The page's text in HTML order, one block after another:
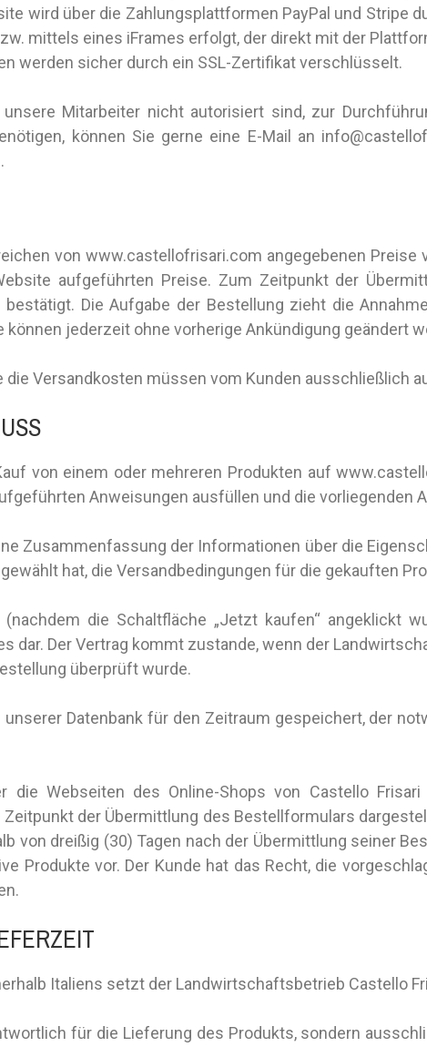
wird über die Zahlungsplattformen PayPal und Stripe
mittels eines iFrames erfolgt, der direkt mit der
werden sicher durch ein SSL-Zertifikat verschlüsselt.
Mitarbeiter nicht autorisiert sind, zur
können Sie gerne eine E-Mail an
von www.castellofrisari.com angegebenen
aufgeführten Preise. Zum Zeitpunkt der
bestätigt. Die Aufgabe der Bestellung zieht die
können jederzeit ohne vorherige Ankündigung geändert
Versandkosten müssen vom Kunden ausschließlich
von einem oder mehreren Produkten auf
Anweisungen ausfüllen und die vorliegenden
Zusammenfassung der Informationen über die
hat, die Versandbedingungen für die gekauften
die Schaltfläche „Jetzt kaufen“ angeklickt
dar. Der Vertrag kommt zustande, wenn der
überprüft wurde.
Datenbank für den Zeitraum gespeichert, der
die Webseiten des Online-Shops von Castello
der Übermittlung des Bestellformulars
von dreißig (30) Tagen nach der Übermittlung seiner
Produkte vor. Der Kunde hat das Recht, die
Italiens setzt der Landwirtschaftsbetrieb Castello
für die Lieferung des Produkts, sondern